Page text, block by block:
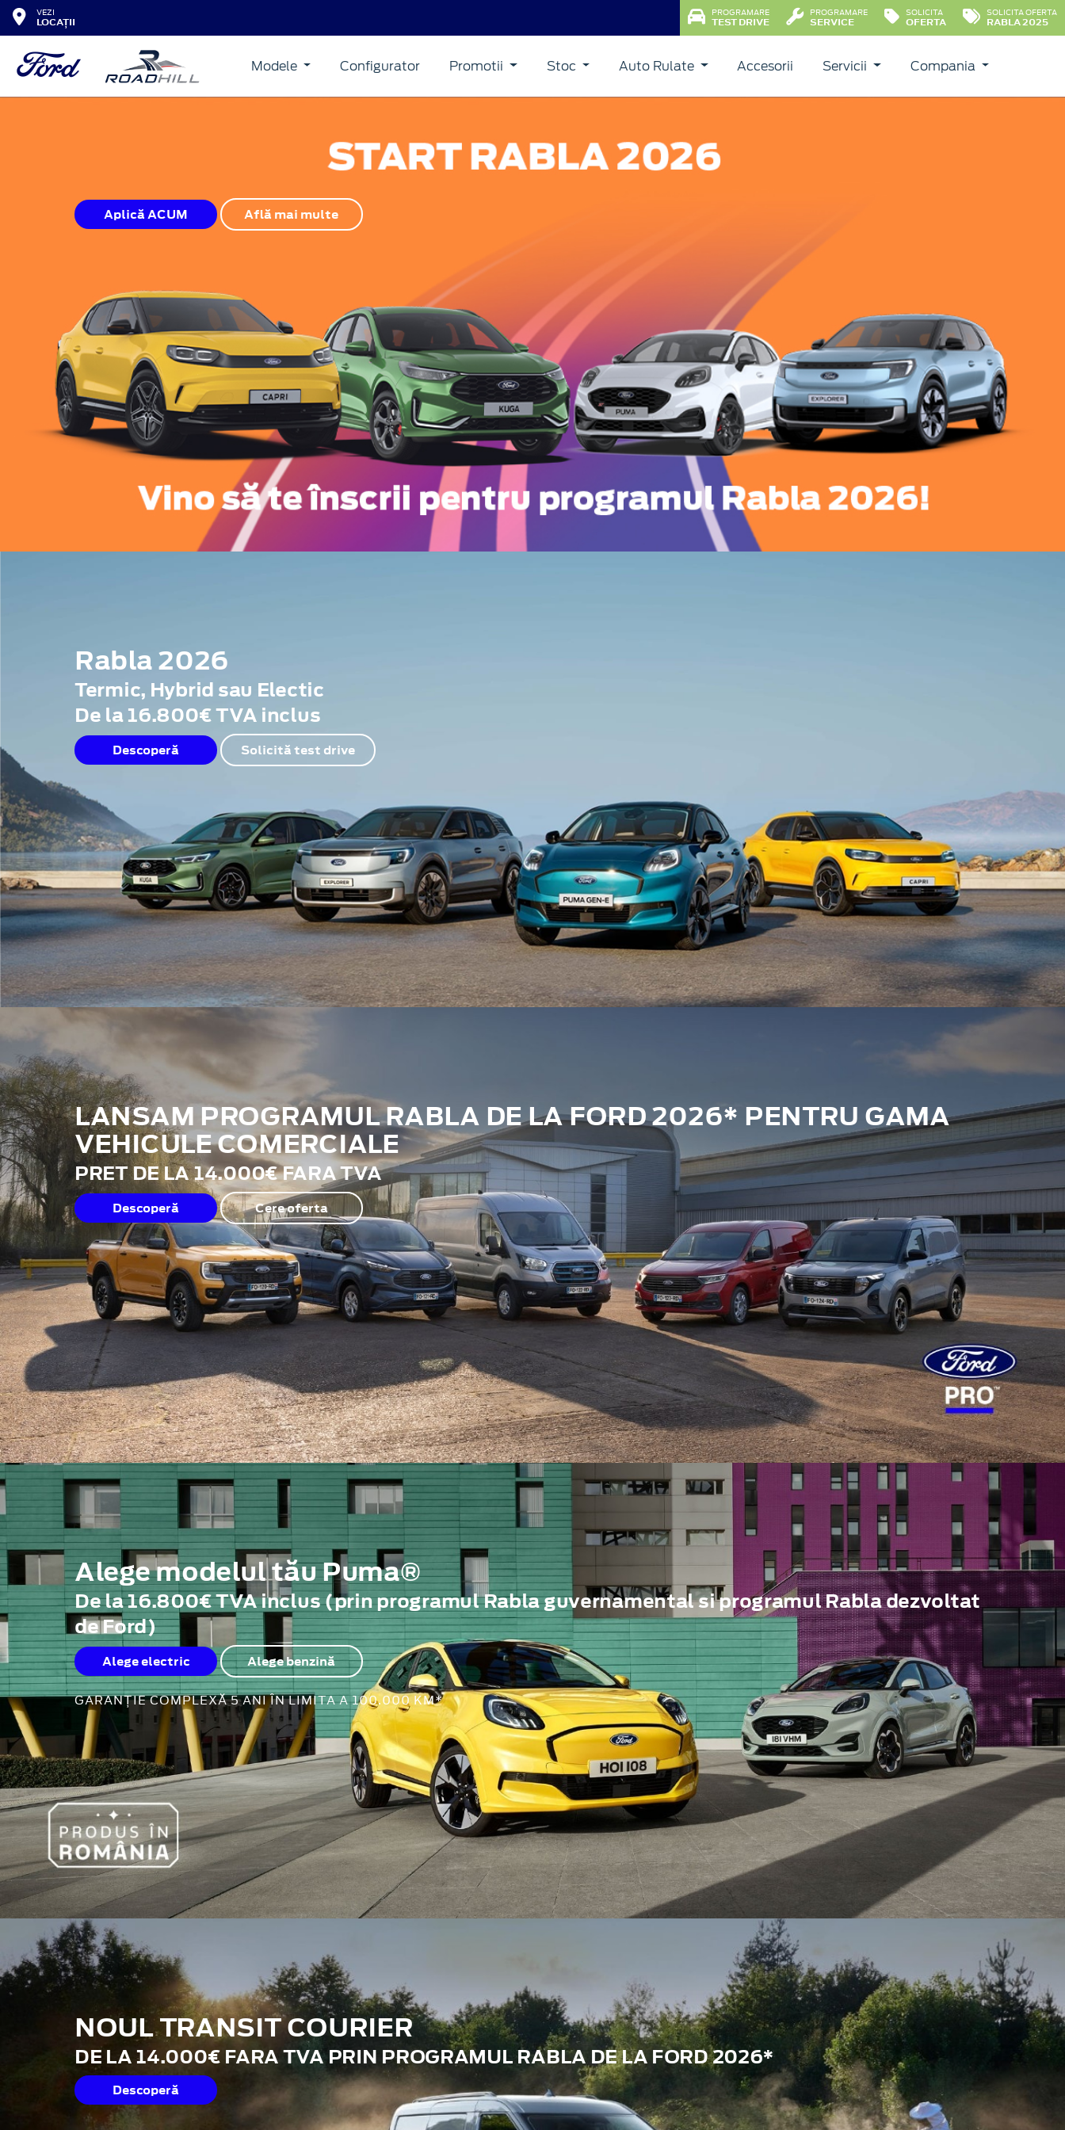
VEZI
LOCAȚII
PROGRAMARE
TEST DRIVE
PROGRAMARE
SERVICE
SOLICITA
OFERTA
SOLICITA OFERTA
RABLA 2025
Modele Configurator Promotii Stoc Auto Rulate Accesorii Servicii Compania
Aplică ACUM Află mai multe
Rabla 2026
Termic, Hybrid sau Electic
De la 16.800€ TVA inclus
Descoperă Solicită test drive
LANSAM PROGRAMUL RABLA DE LA FORD 2026* PENTRU GAMA
VEHICULE COMERCIALE
PRET DE LA 14.000€ FARA TVA
Descoperă Cere oferta
Alege modelul tău Puma®
De la 16.800€ TVA inclus (prin programul Rabla guvernamental si programul Rabla dezvoltat
de Ford)
Alege electric Alege benzină
GARANȚIE COMPLEXĂ 5 ANI ÎN LIMITA A 100.000 KM*
NOUL TRANSIT COURIER
DE LA 14.000€ FARA TVA PRIN PROGRAMUL RABLA DE LA FORD 2026*
Descoperă